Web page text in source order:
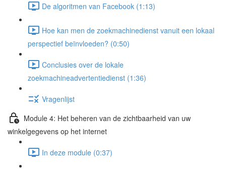
De algoritmen van Facebook (1:13)
Hoe kan men de zoekmachinedienst vanuit een lokaal
perspectief beïnvloeden? (0:50)
Conclusies over de lokale
zoekmachineadvertentiedienst (1:36)
Vragenlijst
Module 4: Het beheren van de zichtbaarheid van uw
winkelgegevens op het internet
In deze module (0:37)